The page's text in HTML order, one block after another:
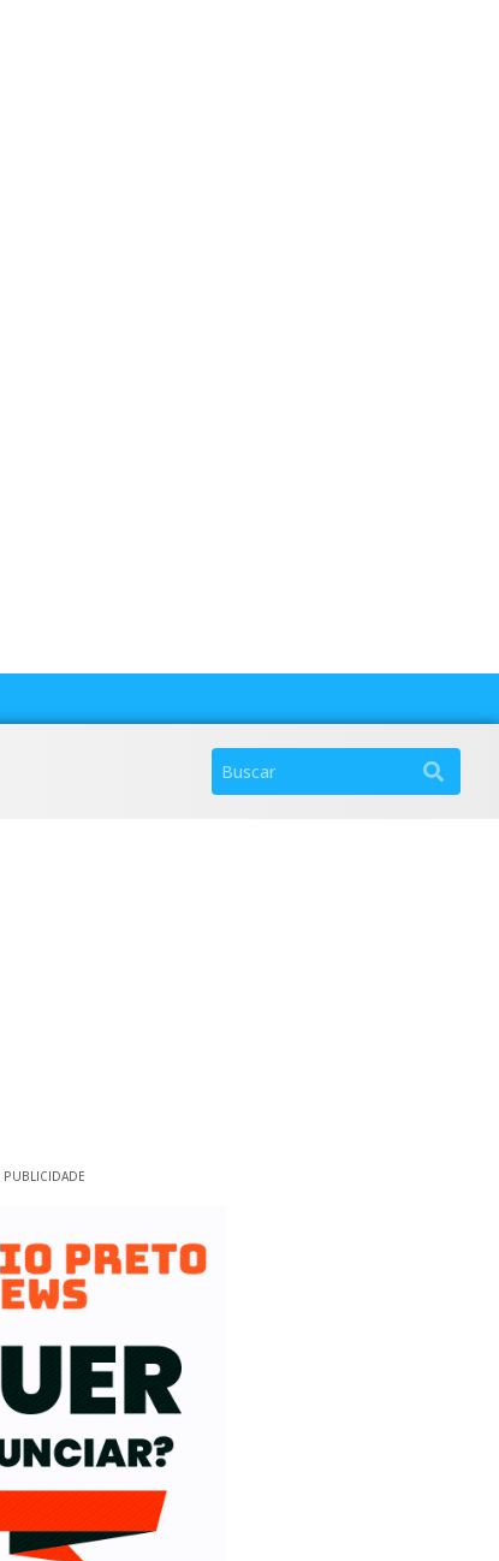
PUBLICIDADE